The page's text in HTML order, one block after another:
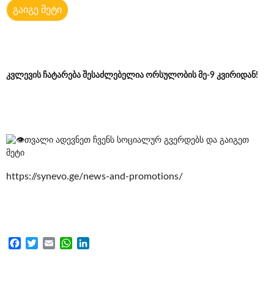
გაიგე მეტი
კვლევის ჩატარება შესაძლებელია ორსულობის მე-9 კვირიდან!
თვალი ადევნეთ ჩვენს სოციალურ გვერდებს და გაიგეთ
მეტი
https://synevo.ge/news-and-promotions/
FacebookTwitter
Email WhatsApp